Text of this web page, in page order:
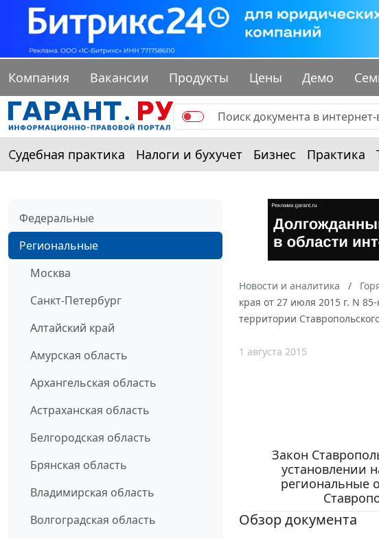
Компания Вакансии Продукты Цены Демо
Судебная практика Налоги и бухучет Бизнес Практика
Федеральные
Региональные
Москва
Санкт-Петербург
Алтайский край
Амурская область
Архангельская область
Астраханская область
Белгородская область
Брянская область
Владимирская область
Волгоградская область
Новости и аналитика
края от 27 июля 2015 г. N
территории
1 августа 2015
Закон
установлении
региональные
Обзор документа